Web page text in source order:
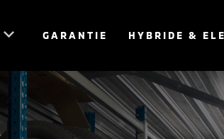
GARANTIE HYBRIDE &